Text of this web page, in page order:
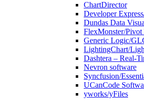
ChartDirector
Developer
Dundas Data
FlexMonster/Pivot
Generic Logic/
LightingChart/
Dashtera – Real-
Nevron software
Syncfusion/
UCanCode
yworks/yFiles